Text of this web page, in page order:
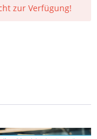
zur Verfügung!